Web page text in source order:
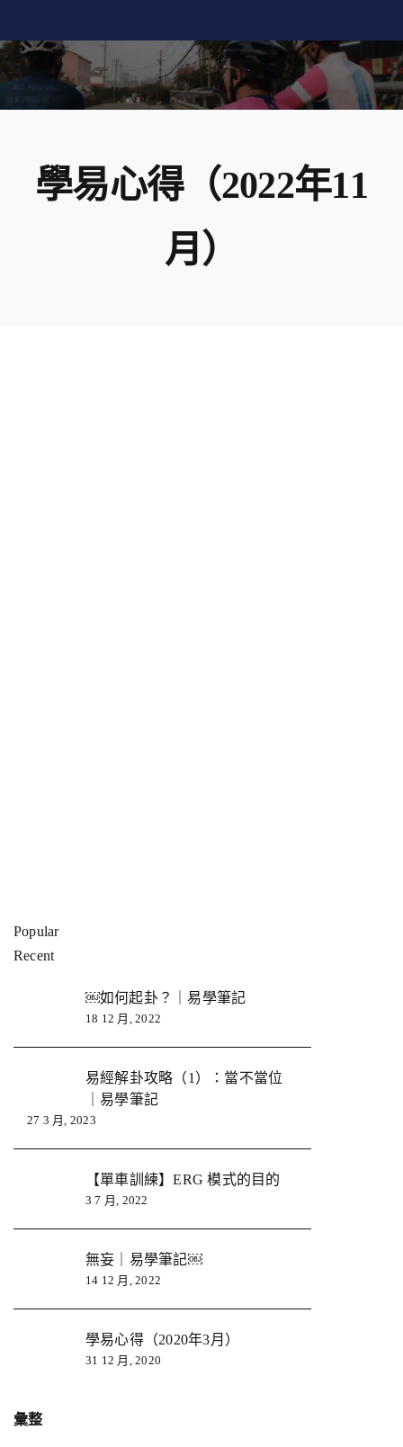
content
學易心得（2022年11
月）
Popular
Recent
￼如何起卦？｜易學筆記
18 12 月, 2022
易經解卦攻略（1）：當不當位
｜易學筆記
27 3 月, 2023
【單車訓練】ERG 模式的目的
3 7 月, 2022
無妄｜易學筆記￼
14 12 月, 2022
學易心得（2020年3月）
31 12 月, 2020
彙整